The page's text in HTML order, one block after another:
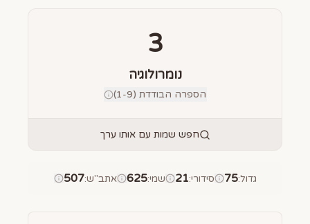
3
נומרולוגיה
הספרה הבודדת (1-9)
חפש שמות עם אותו ערך
גדול:
75 סידורי:
21 שמי:
625 אתב"ש:
507